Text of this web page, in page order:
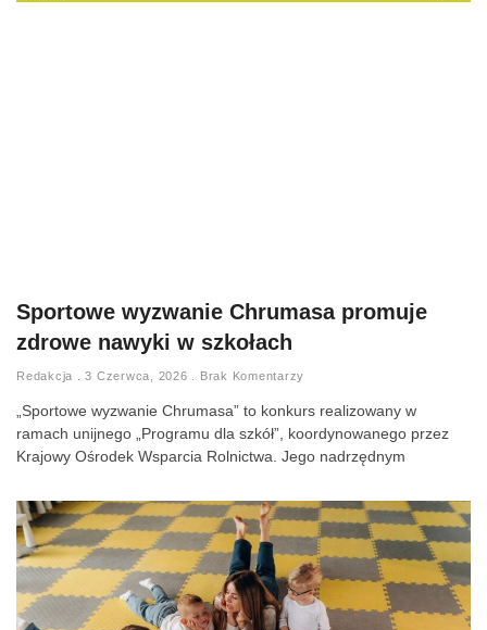
Sportowe wyzwanie Chrumasa promuje
zdrowe nawyki w szkołach
Redakcja 3 Czerwca, 2026 Brak Komentarzy
„Sportowe wyzwanie Chrumasa” to konkurs realizowany w
ramach unijnego „Programu dla szkół”, koordynowanego przez
Krajowy Ośrodek Wsparcia Rolnictwa. Jego nadrzędnym